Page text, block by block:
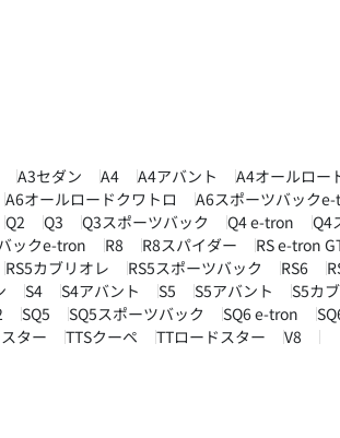
A3セダン A4 A4アバント A4オールロー
A6オールロードクワトロ A6スポーツバック
Q2 Q3 Q3スポーツバック Q4 e-tron Q4
ックe-tron R8 R8スパイダー RS e-tron
RS5カブリオレ RS5スポーツバック RS6
S4 S4アバント S5 S5アバント S5カ
SQ5 SQ5スポーツバック SQ6 e-tron
ター TTSクーペ TTロードスター V8